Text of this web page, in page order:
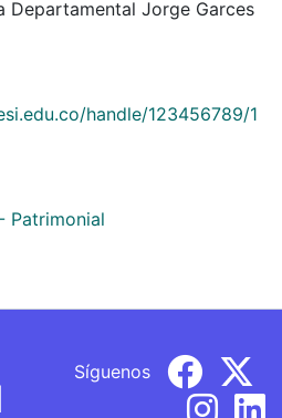
Departamental Jorge Garces
handle/123456789/1
Patrimonial
Síguenos